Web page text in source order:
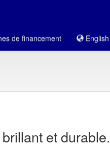
de financement English
et durable.